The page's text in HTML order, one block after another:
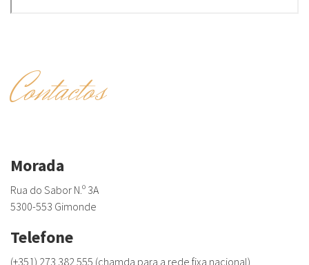
Contactos
Morada
Rua do Sabor N.º 3A
5300-553 Gimonde
Telefone
(+351) 273 382 555 (chamda para a rede fixa nacional)